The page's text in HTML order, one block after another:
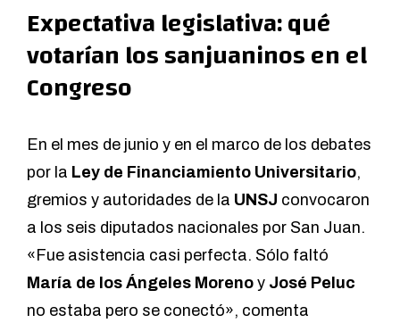
Expectativa legislativa: qué
votarían los sanjuaninos en el
Congreso
En el mes de junio y en el marco de los debates
por la Ley de Financiamiento Universitario,
gremios y autoridades de la UNSJ convocaron
a los seis diputados nacionales por San Juan.
«Fue asistencia casi perfecta. Sólo faltó
María de los Ángeles Moreno y José Peluc
no estaba pero se conectó», comenta